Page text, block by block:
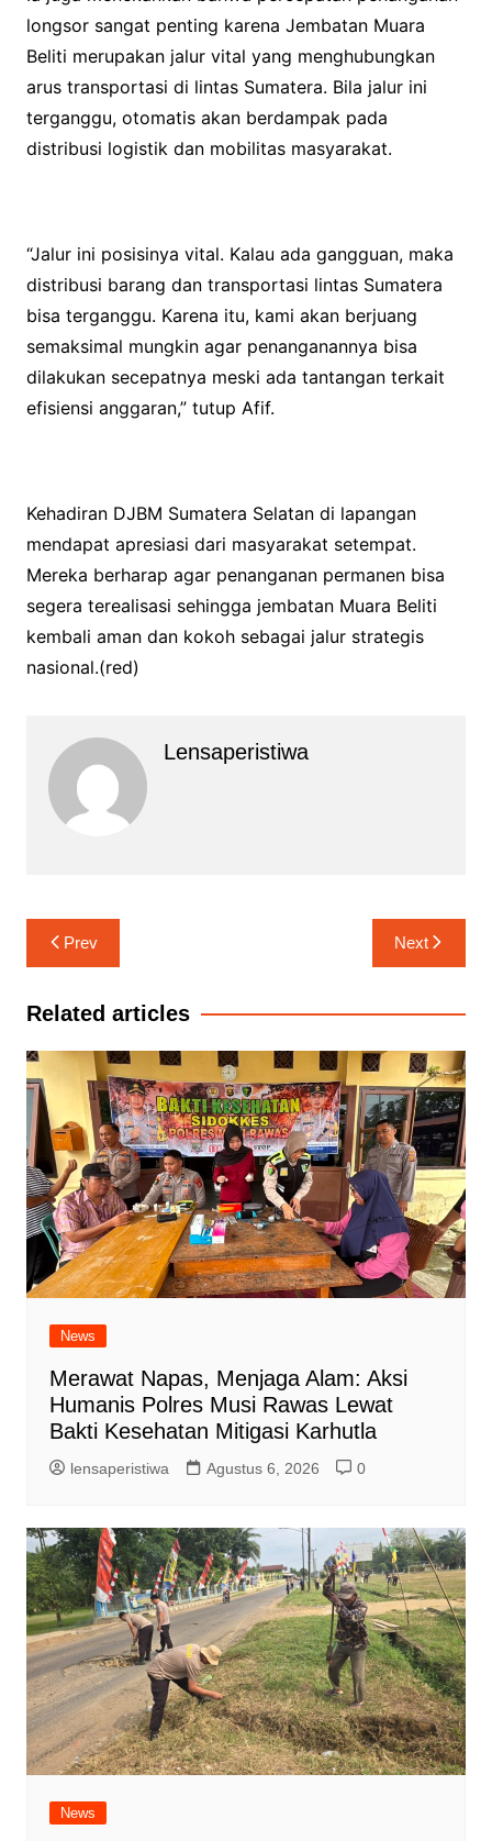
longsor sangat penting karena Jembatan Muara
Beliti merupakan jalur vital yang menghubungkan
arus transportasi di lintas Sumatera. Bila jalur ini
terganggu, otomatis akan berdampak pada
distribusi logistik dan mobilitas masyarakat.
“Jalur ini posisinya vital. Kalau ada gangguan, maka
distribusi barang dan transportasi lintas Sumatera
bisa terganggu. Karena itu, kami akan berjuang
semaksimal mungkin agar penanganannya bisa
dilakukan secepatnya meski ada tantangan terkait
efisiensi anggaran,” tutup Afif.
Kehadiran DJBM Sumatera Selatan di lapangan
mendapat apresiasi dari masyarakat setempat.
Mereka berharap agar penanganan permanen bisa
segera terealisasi sehingga jembatan Muara Beliti
kembali aman dan kokoh sebagai jalur strategis
nasional.(red)
Lensaperistiwa
Navigasi
pos
Prev Next
Related articles
News
Merawat Napas, Menjaga Alam: Aksi
Humanis Polres Musi Rawas Lewat
Bakti Kesehatan Mitigasi Karhutla
lensaperistiwa Agustus 6, 2026 0
News